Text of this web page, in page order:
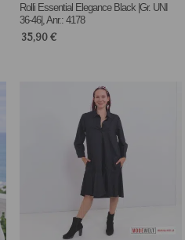
Rolli Essential Elegance Black |Gr. UNI
36-46|, Anr.: 4178
35,90€